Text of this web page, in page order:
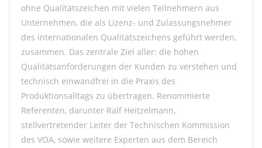
ohne Qualitätszeichen mit vielen Teilnehmern aus
Unternehmen, die als Lizenz- und Zulassungsnehmer
des internationalen Qualitätszeichens geführt werden,
zusammen. Das zentrale Ziel aller: die hohen
Qualitätsanforderungen der Kunden zu verstehen und
technisch einwandfrei in die Praxis des
Produktionsalltags zu übertragen. Renommierte
Referenten, darunter Ralf Heitzelmann,
stellvertretender Leiter der Technischen Kommission
des VOA, sowie weitere Experten aus dem Bereich